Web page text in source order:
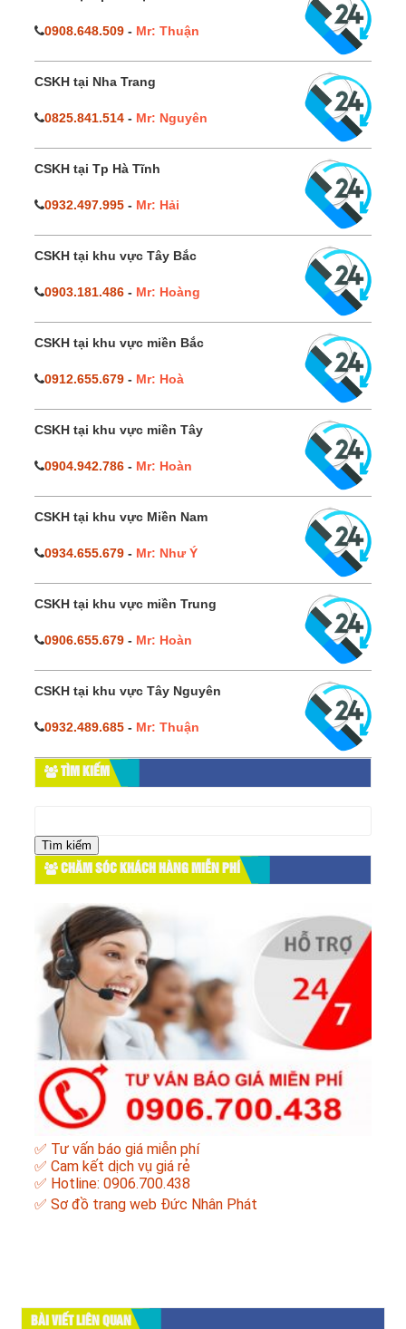
0908.648.509 - Mr: Thuận
CSKH tại Nha Trang
0825.841.514 - Mr: Nguyên
CSKH tại Tp Hà Tĩnh
0932.497.995 - Mr: Hải
CSKH tại khu vực Tây Bắc
0903.181.486 - Mr: Hoàng
CSKH tại khu vực miền Bắc
0912.655.679 - Mr: Hoà
CSKH tại khu vực miền Tây
0904.942.786 - Mr: Hoàn
CSKH tại khu vực Miền Nam
0934.655.679 - Mr: Như Ý
CSKH tại khu vực miền Trung
0906.655.679 - Mr: Hoàn
CSKH tại khu vực Tây Nguyên
0932.489.685 - Mr: Thuận
TÌM KIẾM
cho:
CHĂM SÓC KHÁCH HÀNG MIỄN PHÍ
✅ Tư vấn báo giá miễn phí
✅ Cam kết dịch vụ giá rẻ
✅ Hotline: 0906.700.438
✅ Sơ đồ trang web Đức Nhân Phát
BÀI VIẾT LIÊN QUAN